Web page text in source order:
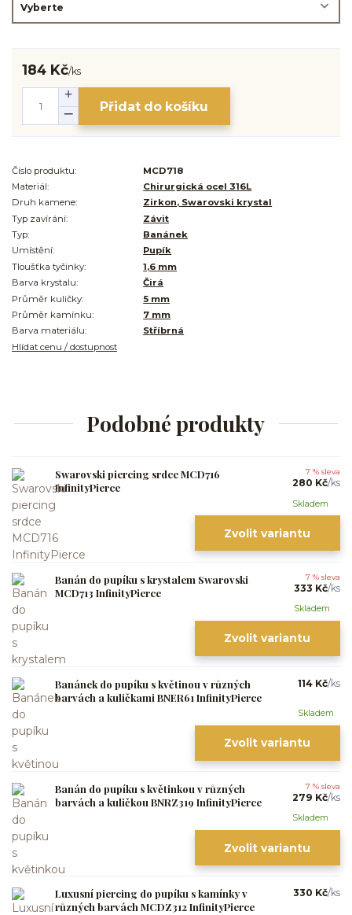
184 Kč/ks
Přidat do košíku
Číslo produktu:
MCD718
Materiál:
Chirurgická ocel 316L
Druh kamene:
Zirkon, Swarovski krystal
Typ zavírání:
Závit
Typ:
Banánek
Umístění:
Pupík
Tloušťka tyčinky:
1,6 mm
Barva krystalu:
Čirá
Průměr kuličky:
5 mm
Průměr kamínku:
7 mm
Barva materiálu:
Stříbrná
Hlídat cenu / dostupnost
Podobné produkty
Swarovski piercing srdce MCD716
InfinityPierce
7 % sleva
280 Kč/ks
Skladem
Zvolit variantu
Banán do pupíku s krystalem Swarovski
MCD713 InfinityPierce
7 % sleva
333 Kč/ks
Skladem
Zvolit variantu
Banánek do pupíku s květinou v různých
barvách a kuličkami BNER61 InfinityPierce
114 Kč/ks
Skladem
Zvolit variantu
Banán do pupíku s květinkou v různých
barvách a kuličkou BNRZ319 InfinityPierce
7 % sleva
279 Kč/ks
Skladem
Zvolit variantu
Luxusní piercing do pupíku s kamínky v
různých barvách MCDZ312 InfinityPierce
330 Kč/ks